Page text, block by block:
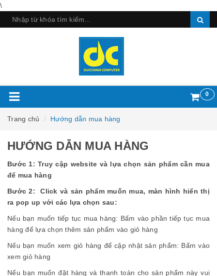
\
0
Trang chủ Hướng dẫn mua hàng
HƯỚNG DẪN MUA HÀNG
Bước 1: Truy cập website và lựa chọn sản phẩm cần mua
để mua hàng
Bước 2: Click và sản phẩm muốn mua, màn hình hiển thị
ra pop up với các lựa chọn sau:
Nếu bạn muốn tiếp tục mua hàng: Bấm vào phần tiếp tục mua
hàng để lựa chọn thêm sản phẩm vào giỏ hàng
Nếu bạn muốn xem giỏ hàng để cập nhật sản phẩm: Bấm vào
xem giỏ hàng
Nếu bạn muốn đặt hàng và thanh toán cho sản phẩm này vui